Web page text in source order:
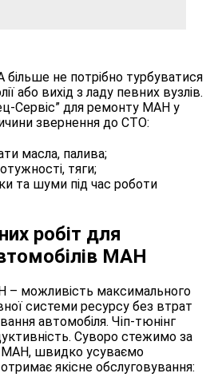
більше не потрібно турбуватися
або вихід з ладу певних вузлів.
Сервіс” для ремонту МАН у
звернення до СТО:
масла, палива;
тяги;
та шуми під час роботи
робіт для
МАН
– можливість максимального
системи ресурсу без втрат
автомобіля. Чіп-тюнінг
Суворо стежимо за
швидко усуваємо
якісне обслуговування: